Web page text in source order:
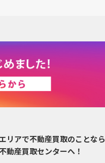
リアで不動産買取のことなら
動産買取センターへ！